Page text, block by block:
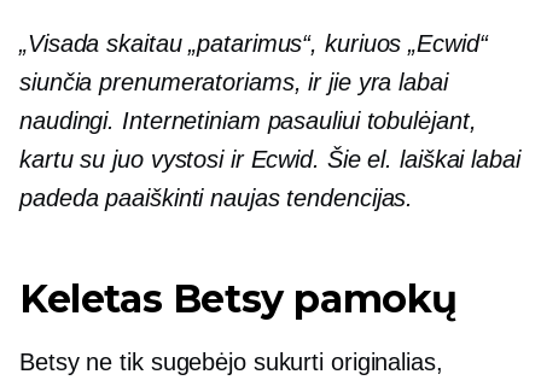
„Visada skaitau „patarimus“, kuriuos „Ecwid“
siunčia prenumeratoriams, ir jie yra labai
naudingi. Internetiniam pasauliui tobulėjant,
kartu su juo vystosi ir Ecwid. Šie el. laiškai labai
padeda paaiškinti naujas tendencijas.
Keletas Betsy pamokų
Betsy ne tik sugebėjo sukurti originalias,